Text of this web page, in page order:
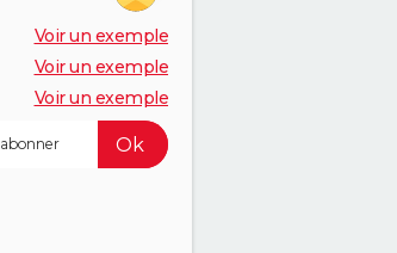
Voir un exemple
Voir un exemple
Voir un exemple